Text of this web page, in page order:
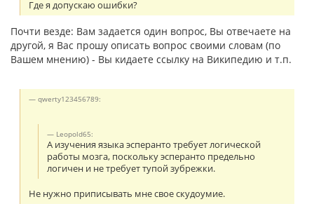
Где я допускаю ошибки?
Почти везде: Вам задается один вопрос, Вы отвечаете на
другой, я Вас прошу описать вопрос своими словам (по
Вашем мнению) - Вы кидаете ссылку на Википедию и т.п.
qwerty123456789:
Leopold65:
А изучения языка эсперанто требует логической
работы мозга, поскольку эсперанто предельно
логичен и не требует тупой зубрежки.
Не нужно приписывать мне свое скудоумие.